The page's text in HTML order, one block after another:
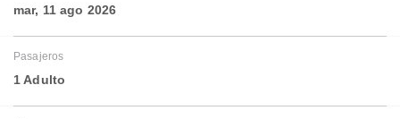
mar, 11 ago 2026
Pasajeros
1 Adulto